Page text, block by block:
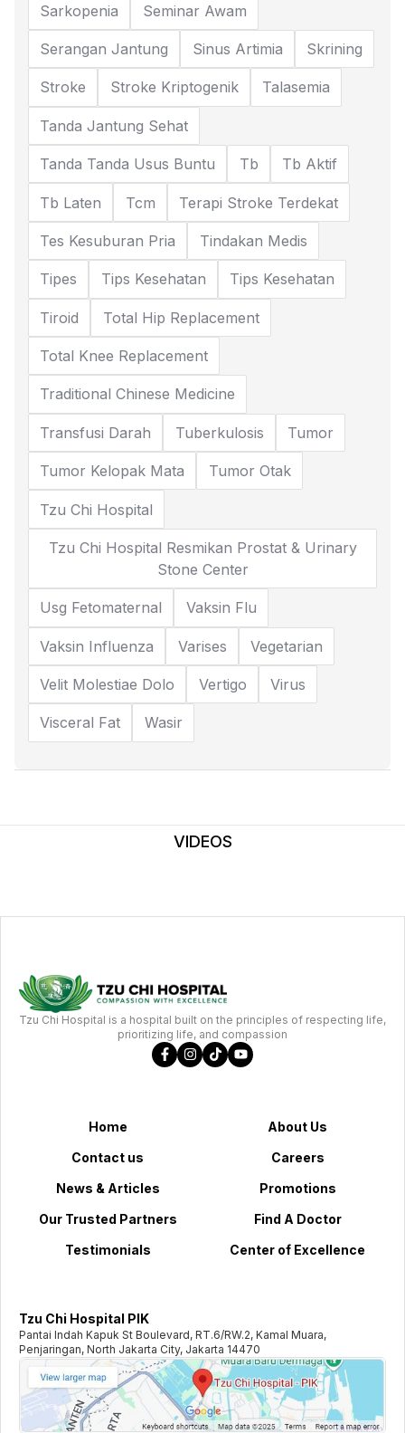
Sarkopenia Seminar Awam
Serangan Jantung Sinus Artimia Skrining
Stroke Stroke Kriptogenik Talasemia
Tanda Jantung Sehat
Tanda Tanda Usus Buntu Tb Tb Aktif
Tb Laten Tcm Terapi Stroke Terdekat
Tes Kesuburan Pria Tindakan Medis
Tipes Tips Kesehatan Tips Kesehatan
Tiroid Total Hip Replacement
Total Knee Replacement
Traditional Chinese Medicine
Transfusi Darah Tuberkulosis Tumor
Tumor Kelopak Mata Tumor Otak
Tzu Chi Hospital
Tzu Chi Hospital Resmikan Prostat & Urinary
Stone Center
Usg Fetomaternal Vaksin Flu
Vaksin Influenza Varises Vegetarian
Velit Molestiae Dolo Vertigo Virus
Visceral Fat Wasir
VIDEOS
Tzu Chi Hospital is a hospital built on the principles of respecting life,
prioritizing life, and compassion
Home
About Us
Contact us
Careers
News & Articles
Promotions
Our Trusted Partners
Find A Doctor
Testimonials
Center of Excellence
Tzu Chi Hospital PIK
Pantai Indah Kapuk St Boulevard, RT.6/RW.2, Kamal Muara,
Penjaringan, North Jakarta City, Jakarta 14470